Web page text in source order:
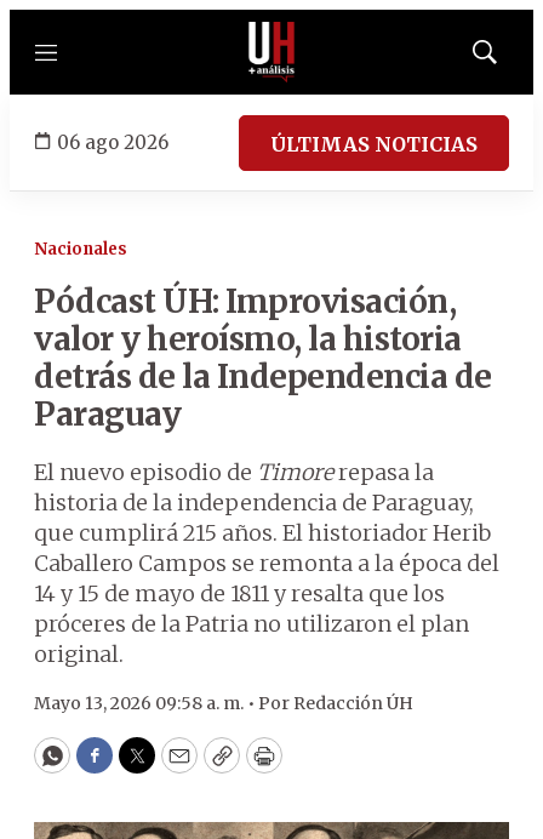
Menú
Mostrar
06 ago 2026 ÚLTIMAS NOTICIAS
Nacionales
Pódcast ÚH: Improvisación,
valor y heroísmo, la historia
detrás de la Independencia de
Paraguay
El nuevo episodio de Timorerepasa la
historia de la independencia de Paraguay,
que cumplirá 215 años. El historiador Herib
Caballero Campos se remonta a la época del
14 y 15 de mayo de 1811 y resalta que los
próceres de la Patria no utilizaron el plan
original.
Mayo 13, 2026 09:58 a. m. • Por Redacción ÚH
WhatsApp
Facebook
Twitter
EmailCopyPrint